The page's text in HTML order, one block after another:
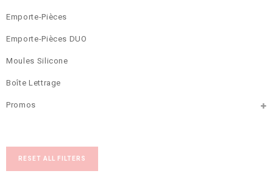
Emporte-Pièces
Emporte-Pièces DUO
Moules Silicone
Boîte Lettrage
Promos
RESET ALL FILTERS